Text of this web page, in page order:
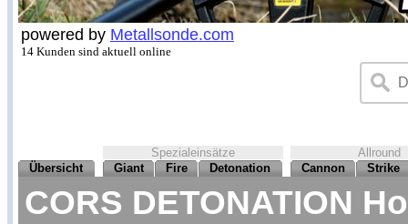
powered by Metallsonde.com
14 Kunden sind aktuell online
Spezialeinsätze
Allround
Übersicht
Giant Fire Detonation Cannon Strike
CORS DETONATION